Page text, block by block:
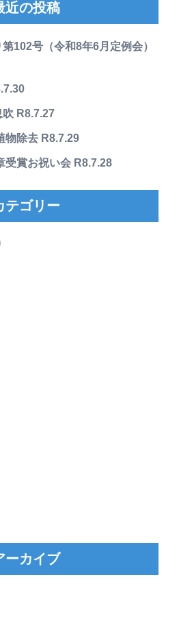
近の投稿
102号（令和8年6月定例会）
吹 R8.7.27
物除去 R8.7.29
受賞お祝い会 R8.7.28
テゴリー
ーカイブ